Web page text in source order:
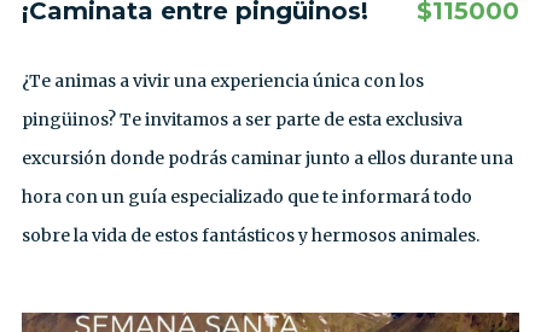
¡Caminata entre pingüinos! $115000
¿Te animas a vivir una experiencia única con los
pingüinos? Te invitamos a ser parte de esta exclusiva
excursión donde podrás caminar junto a ellos durante una
hora con un guía especializado que te informará todo
sobre la vida de estos fantásticos y hermosos animales.